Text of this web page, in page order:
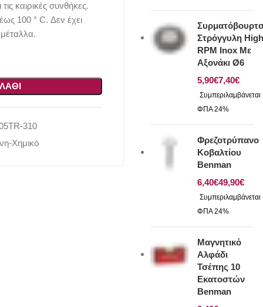
καιρικές συνθήκες.
100 ° C. Δεν έχει
310
Χημικό
Στρόγγυλη High
RPM Inox Με
Αξονάκι Ø6
€
€
Φρεζοτρύπανο
Κοβαλτίου
Benman
€
€
Μαγνητικό
Αλφάδι
Τσέπης 10
Εκατοστών
Benman